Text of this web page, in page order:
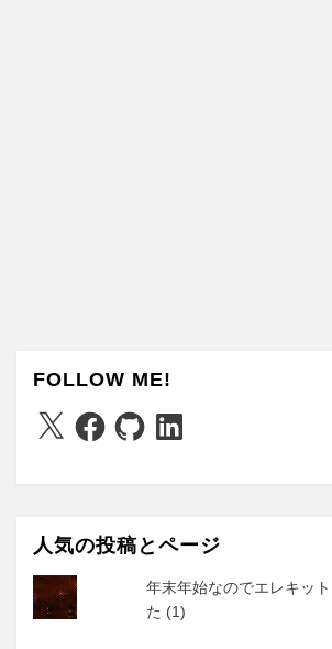
FOLLOW ME!
X Facebook
GitHubLinkedIn
人気の投稿とページ
年末年始なのでエレキッ
た (1)